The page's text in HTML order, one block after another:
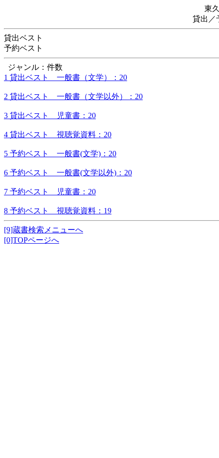
東
貸出／
貸出ベスト
予約ベスト
ジャンル：件数
1 貸出ベスト 一般書（文学）：20
2 貸出ベスト 一般書（文学以外）：20
3 貸出ベスト 児童書：20
4 貸出ベスト 視聴覚資料：20
5 予約ベスト 一般書(文学)：20
6 予約ベスト 一般書(文学以外)：20
7 予約ベスト 児童書：20
8 予約ベスト 視聴覚資料：19
[9]蔵書検索メニューへ
[0]TOPページへ